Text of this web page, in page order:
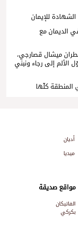
للإيمان
الديمان مع
ميشال قصارجي،
الألم إلى رجاء ونبني
المنطقة كلّها
أديان
ميديا
مواقع صديقة
الفاتيكان
بكركي